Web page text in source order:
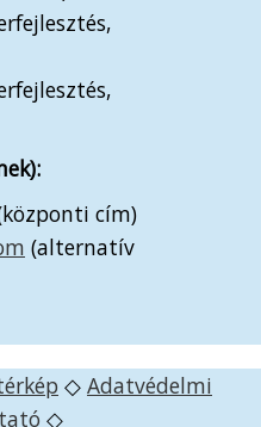
cím)
(alternatív
◇ Adatvédelmi
◇